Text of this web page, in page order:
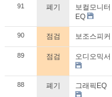
91 폐기
보컬모니터
EQ
90 점검 보조스피커
89 점검 오디오믹서
88 폐기 그래픽EQ